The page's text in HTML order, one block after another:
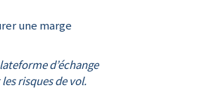
une marge
d’échange
risques de vol.